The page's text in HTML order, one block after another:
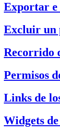
Exportar
Excluir un
Recorrido
Permisos
Links de
Widgets